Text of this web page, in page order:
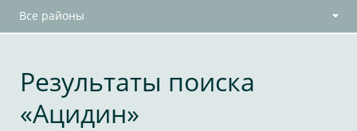
Все районы
Результаты поиска
«Ацидин»